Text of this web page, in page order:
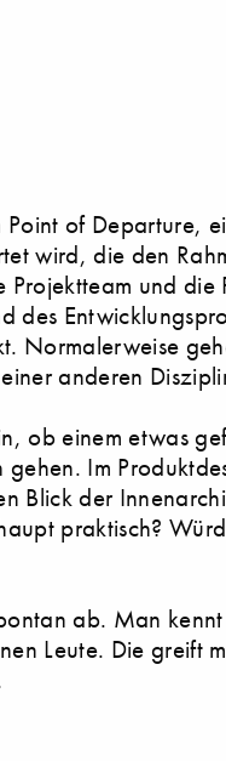
of Departure,
wird, die den
und die
des
Normalerweise
anderen
ob einem etwas
gehen. Im
Blick der
praktisch?
ab. Man
Leute. Die greift